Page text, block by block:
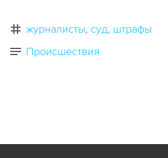
журналисты суд штрафы
Происшествия